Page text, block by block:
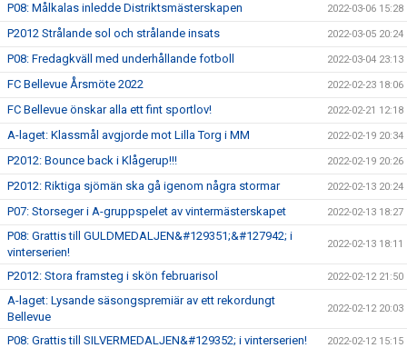
P08: Målkalas inledde Distriktsmästerskapen 2022-03-06 15:28
P2012 Strålande sol och strålande insats 2022-03-05 20:24
P08: Fredagkväll med underhållande fotboll 2022-03-04 23:13
FC Bellevue Årsmöte 2022 2022-02-23 18:06
FC Bellevue önskar alla ett fint sportlov! 2022-02-21 12:18
A-laget: Klassmål avgjorde mot Lilla Torg i MM 2022-02-19 20:34
P2012: Bounce back i Klågerup!!! 2022-02-19 20:26
P2012: Riktiga sjömän ska gå igenom några stormar 2022-02-13 20:24
P07: Storseger i A-gruppspelet av vintermästerskapet 2022-02-13 18:27
P08: Grattis till GULDMEDALJEN&#129351;&#127942; i
vinterserien!
2022-02-13 18:11
P2012: Stora framsteg i skön februarisol 2022-02-12 21:50
A-laget: Lysande säsongspremiär av ett rekordungt
Bellevue
2022-02-12 20:03
P08: Grattis till SILVERMEDALJEN&#129352; i vinterserien! 2022-02-12 15:15